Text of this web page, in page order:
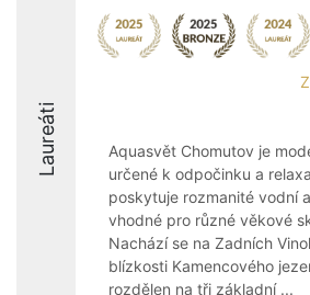
Laureáti
Aquasvět Chomutov je
určené k odpočinku a
poskytuje rozmanité vodní
vhodné pro různé věkové
Nachází se na Zadních
blízkosti Kamencového
rozdělen na tři základní ...